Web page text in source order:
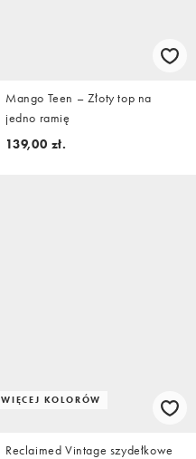
Mango Teen – Złoty top na
jedno ramię
139,00 zł.
WIĘCEJ KOLORÓW
Reclaimed Vintage szydełkowe